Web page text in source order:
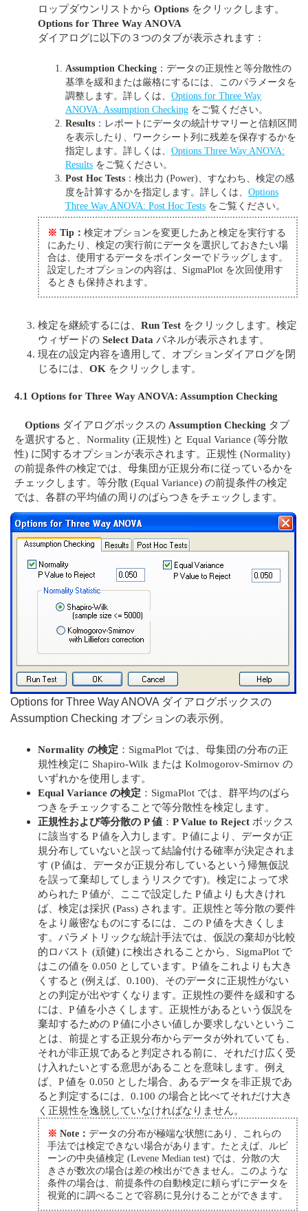
ロップダウンリストから Options をクリックします。
Options for Three Way ANOVA
ダイアログに以下の３つのタブが表示されます：
Assumption Checking ：データの正規性と等分散性の
基準を緩和または厳格にするには、このパラメータを
調整します。詳しくは、 Options for Three Way
ANOVA: Assumption Checking をご覧ください。
Results ：レポートにデータの統計サマリーと信頼区間
を表示したり、ワークシート列に残差を保存するかを
指定します。詳しくは、 Options Three Way ANOVA:
Results をご覧ください。
Post Hoc Tests ：検出力 (Power)、すなわち、検定の感
度を計算するかを指定します。詳しくは、 Options
Three Way ANOVA: Post Hoc Tests をご覧ください。
※ Tip： 検定オプションを変更したあと検定を実行する
にあたり、検定の実行前にデータを選択しておきたい場
合は、使用するデータをポインターでドラッグします。
設定したオプションの内容は、SigmaPlot を次回使用す
るときも保持されます。
検定を継続するには、 Run Test をクリックします。検定
ウィザードの Select Data パネルが表示されます。
現在の設定内容を適用して、オプションダイアログを閉
じるには、 OK をクリックします。
4.1 Options for Three Way ANOVA: Assumption Checking
Options ダイアログボックスの Assumption Checking タブ
を選択すると、Normality (正規性) と Equal Variance (等分散
性) に関するオプションが表示されます。正規性 (Normality)
の前提条件の検定では、母集団が正規分布に従っているかを
チェックします。等分散 (Equal Variance) の前提条件の検定
では、各群の平均値の周りのばらつきをチェックします。
Options for Three Way ANOVA ダイアログボックスの
Assumption Checking オプションの表示例。
Normality の検定 ：SigmaPlot では、母集団の分布の正
規性検定に Shapiro-Wilk または Kolmogorov-Smirnov の
いずれかを使用します。
Equal Variance の検定 ：SigmaPlot では、群平均のばら
つきをチェックすることで等分散性を検定します。
正規性および等分散の P 値 ： P Value to Reject ボックス
に該当する P 値を入力します。P 値により、データが正
規分布していないと誤って結論付ける確率が決定されま
す (P 値は、データが正規分布しているという帰無仮説
を誤って棄却してしまうリスクです)。検定によって求
められた P 値が、ここで設定した P 値よりも大きけれ
ば、検定は採択 (Pass) されます。正規性と等分散の要件
をより厳密なものにするには、この P 値を大きくしま
す。パラメトリックな統計手法では、仮説の棄却が比較
的ロバスト (頑健) に検出されることから、SigmaPlot で
はこの値を 0.050 としています。P 値をこれよりも大き
くすると (例えば、0.100)、そのデータに正規性がない
との判定が出やすくなります。正規性の要件を緩和する
には、P 値を小さくします。正規性があるという仮説を
棄却するための P 値に小さい値しか要求しないというこ
とは、前提とする正規分布からデータが外れていても、
それが非正規であると判定される前に、それだけ広く受
け入れたいとする意思があることを意味します。例え
ば、P 値を 0.050 とした場合、あるデータを非正規であ
ると判定するには、0.100 の場合と比べてそれだけ大き
く正規性を逸脱していなければなりません。
※ Note： データの分布が極端な状態にあり、これらの
手法では検定できない場合があります。たとえば、ルビ
ーンの中央値検定 (Levene Median test) では、分散の大
きさが数次の場合は差の検出ができません。このような
条件の場合は、前提条件の自動検定に頼らずにデータを
視覚的に調べることで容易に見分けることができます。